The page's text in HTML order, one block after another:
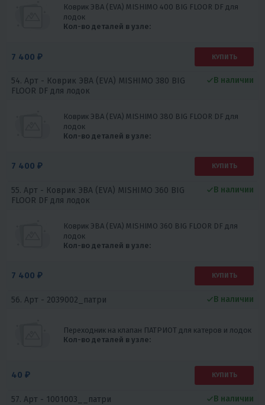
Коврик ЭВА (EVA) MISHIMO 400 BIG FLOOR DF для
лодок
Кол-во деталей в узле:
7 400 ₽ КУПИТЬ
54. Арт - Коврик ЭВА (EVA) MISHIMO 380 BIG
FLOOR DF для лодок
Коврик ЭВА (EVA) MISHIMO 380 BIG FLOOR DF для
лодок
Кол-во деталей в узле:
В наличии
7 400 ₽ КУПИТЬ
55. Арт - Коврик ЭВА (EVA) MISHIMO 360 BIG
FLOOR DF для лодок
Коврик ЭВА (EVA) MISHIMO 360 BIG FLOOR DF для
лодок
Кол-во деталей в узле:
В наличии
7 400 ₽ КУПИТЬ
56. Арт - 2039002_патри
Переходник на клапан ПАТРИОТ для катеров и лодок
Кол-во деталей в узле:
В наличии
40 ₽ КУПИТЬ
57. Арт - 1001003__патри В наличии